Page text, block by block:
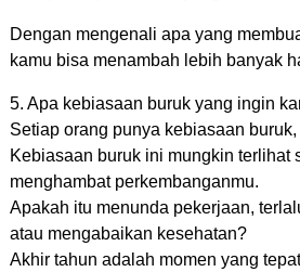
Dengan mengenali apa yang
kamu bisa menambah lebih banyak
5. Apa kebiasaan buruk yang ingin
Setiap orang punya kebiasaan
Kebiasaan buruk ini mungkin terlihat
menghambat perkembanganmu.
Apakah itu menunda pekerjaan,
atau mengabaikan kesehatan?
Akhir tahun adalah momen yang